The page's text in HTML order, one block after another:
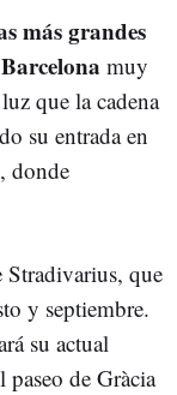
más grandes
Barcelona muy
que la cadena
su entrada en
, donde
Stradivarius, que
y septiembre.
su actual
de Gràcia